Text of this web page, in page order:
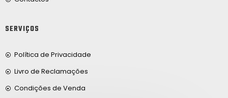
SERVIÇOS
Política de Privacidade
Livro de Reclamações
Condições de Venda